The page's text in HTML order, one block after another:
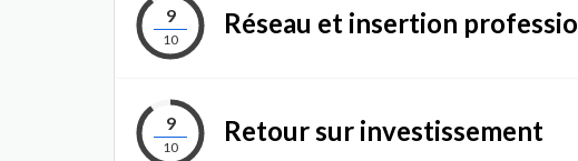
9
10
Réseau et insertion
9
10
Retour sur investissement